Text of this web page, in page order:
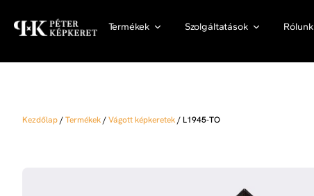
Termékek Szolgáltatások Rólunk
Kezdőlap/Termékek/Vágott képkeretek/L1945-TO